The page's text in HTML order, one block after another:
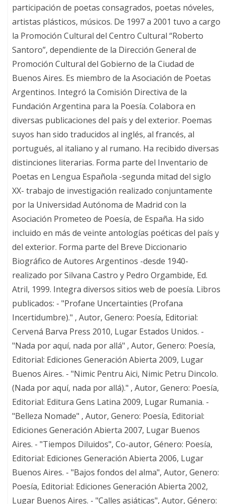
participación de poetas consagrados, poetas nóveles,
artistas plásticos, músicos. De 1997 a 2001 tuvo a cargo
la Promoción Cultural del Centro Cultural “Roberto
Santoro”, dependiente de la Dirección General de
Promoción Cultural del Gobierno de la Ciudad de
Buenos Aires. Es miembro de la Asociación de Poetas
Argentinos. Integró la Comisión Directiva de la
Fundación Argentina para la Poesía. Colabora en
diversas publicaciones del país y del exterior. Poemas
suyos han sido traducidos al inglés, al francés, al
portugués, al italiano y al rumano. Ha recibido diversas
distinciones literarias. Forma parte del Inventario de
Poetas en Lengua Española -segunda mitad del siglo
XX- trabajo de investigación realizado conjuntamente
por la Universidad Autónoma de Madrid con la
Asociación Prometeo de Poesía, de España. Ha sido
incluido en más de veinte antologías poéticas del país y
del exterior. Forma parte del Breve Diccionario
Biográfico de Autores Argentinos -desde 1940-
realizado por Silvana Castro y Pedro Orgambide, Ed.
Atril, 1999. Integra diversos sitios web de poesía. Libros
publicados: - "Profane Uncertainties (Profana
Incertidumbre)." , Autor, Genero: Poesía, Editorial:
Cervená Barva Press 2010, Lugar Estados Unidos. -
"Nada por aquí, nada por allá" , Autor, Genero: Poesía,
Editorial: Ediciones Generación Abierta 2009, Lugar
Buenos Aires. - "Nimic Pentru Aici, Nimic Petru Dincolo.
(Nada por aquí, nada por allá)." , Autor, Genero: Poesía,
Editorial: Editura Gens Latina 2009, Lugar Rumania. -
"Belleza Nomade" , Autor, Genero: Poesía, Editorial:
Ediciones Generación Abierta 2007, Lugar Buenos
Aires. - "Tiempos Diluidos", Co-autor, Género: Poesía,
Editorial: Ediciones Generación Abierta 2006, Lugar
Buenos Aires. - "Bajos fondos del alma", Autor, Genero:
Poesía, Editorial: Ediciones Generación Abierta 2002,
Lugar Buenos Aires. - "Calles asiáticas", Autor, Género: